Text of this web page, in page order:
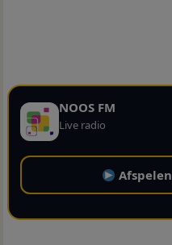
NOOS FM
Live radio
Afspelen